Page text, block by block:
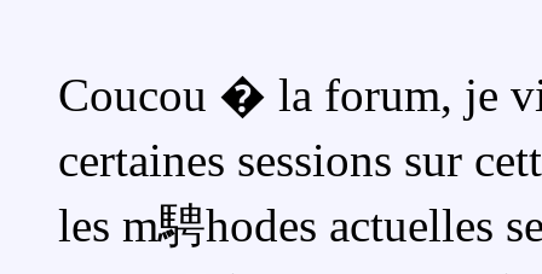
Coucou � la forum, je
certaines sessions sur
les m騁hodes actuelles